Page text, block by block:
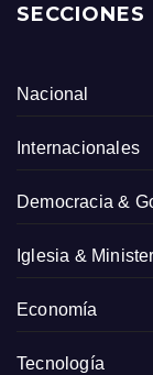
SECCIONES
Nacional
Internacionales
Democracia &
Iglesia &
Economía
Tecnología